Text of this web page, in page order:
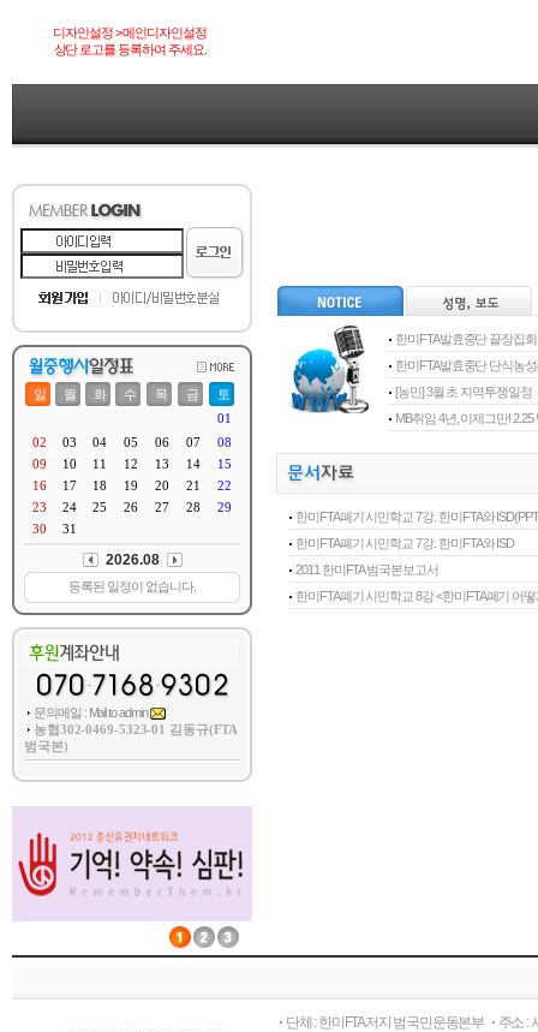
디자인설정 > 메인디자인설정
상단 로고를 등록하여 주세요.
문의메일 : Mail to admin
농협302-0469-5323-01 김동규(FTA
범국본)
한미FTA발효중단 끝장집회
한미FTA발효중단 단식농
[농민] 3월 초 지역투쟁일정
MB취임 4년, 이제그만!
한미FTA폐기 시민학교 7강. 한미FTA와
한미FTA폐기 시민학교 7강. 한미FTA와 ISD
2011 한미FTA 범국본보고서
한미FTA폐기 시민학교 8강 <한미FTA폐기 어
단체 : 한미FTA저지 범국민운동본부
주소 :